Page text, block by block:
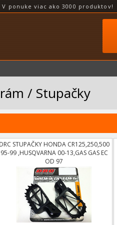
ponuke viac ako 3000 produktov!
/ Stupačky
DRC STUPAČKY HONDA CR125,250,500
95-99 ,HUSQVARNA 00-13,GAS GAS EC
OD 97